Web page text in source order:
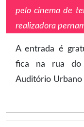
pelo cinema de
realizadora
A entrada é
fica na rua do
Auditório Urbano